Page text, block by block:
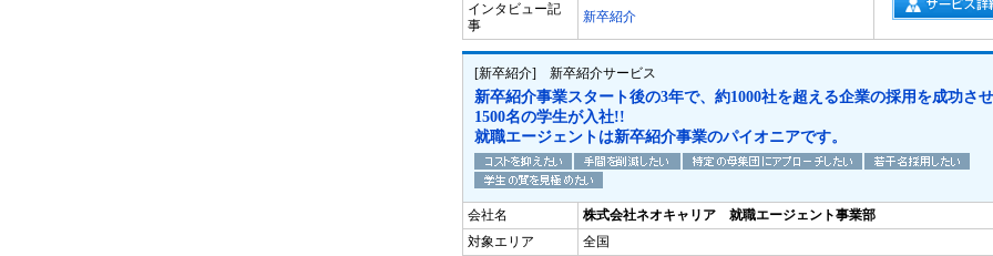
インタビュー記
事
新卒紹介
[新卒紹介] 新卒紹介サービス
新卒紹介事業スタート後の3年で、約1000社を超える企業の採用を成功さ
1500名の学生が入社!!
就職エージェントは新卒紹介事業のパイオニアです。
会社名
株式会社ネオキャリア 就職エージェント事業部
対象エリア
全国